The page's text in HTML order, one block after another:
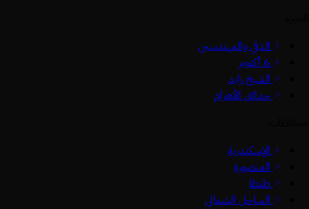
الدقي والمهندسين
6 أكتوبر
الشيخ زايد
حدائق الأهرام
الإسكندرية
المنصورة
طنطا
الساحل الشمالي